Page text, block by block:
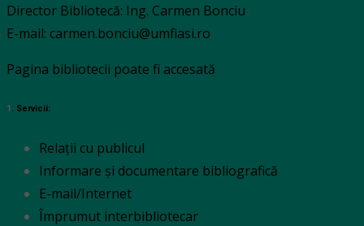
Director Bibliotecă: Ing. Carmen Bonciu
E-mail: carmen.bonciu@umfiasi.ro
Pagina bibliotecii poate fi accesată
1. Servicii:
Relații cu publicul
Informare și documentare bibliografică
E-mail/Internet
Împrumut interbibliotecar